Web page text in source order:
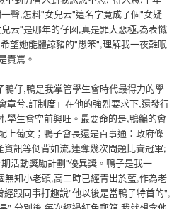
聲,怎料"女兒云"這名字竟成了個"女疑
云"是哪年的仔囡,真是罪大惡極,為表懺
望她能體諒豬的"愚笨",理解我一夜難眠
責罵。
仔,鴨是我掌管學生會時代最得力的學
章兮,訂制度」在他的強烈要求下,還發行
,學生會空前興旺。最要命的是,鴨編的會
上葡文；鴨子會長還是百事通：政府條
訊等倒背如流,連奪幾次問題比賽冠軍;
活動獎勵計劃"優異獎。鴨子是我一
無知小老頭,高二時已經青出於藍,作為老
經跟同事打趣說"他以後是當鴨子特首的",